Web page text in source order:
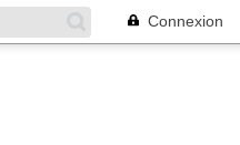
Connexion